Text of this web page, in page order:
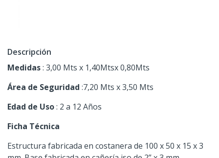
Descripción
Medidas: 3,00 Mts x 1,40Mtsx 0,80Mts
Área de Seguridad :7,20 Mts x 3,50 Mts
Edad de Uso: 2 a 12 Años
Ficha Técnica
Estructura fabricada en costanera de 100 x 50 x 15 x 3